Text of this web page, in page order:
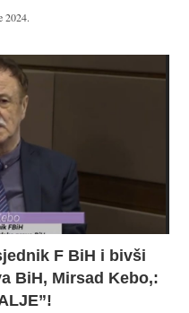
2024.
F BiH i bivši
BiH, Mirsad Kebo,: